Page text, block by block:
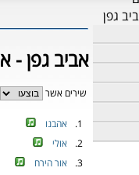
אביב גפן -
שירים אשר
1.
אהבנו
2.
אולי
3.
אור הירח